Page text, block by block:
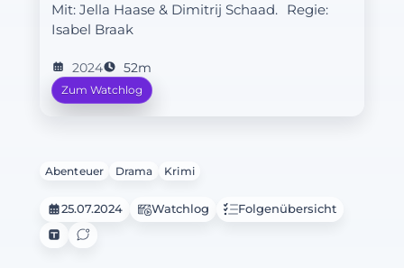
Mit: Jella Haase & Dimitrij Schaad.
Regie:
Isabel Braak
2024 52m
Zum Watchlog
Abenteuer Drama Krimi
25.07.2024 Watchlog Folgenübersicht